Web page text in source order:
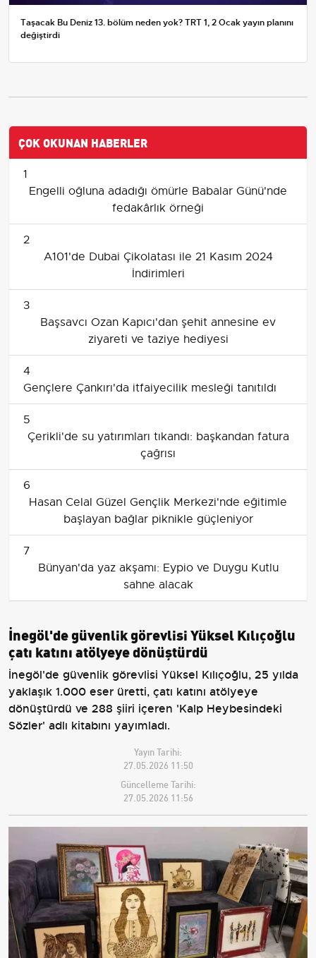
Taşacak Bu Deniz 13. bölüm neden yok? TRT 1, 2 Ocak yayın planını
değiştirdi
ÇOK OKUNAN HABERLER
1
Engelli oğluna adadığı ömürle Babalar Günü'nde
fedakârlık örneği
2
A101'de Dubai Çikolatası ile 21 Kasım 2024
İndirimleri
3
Başsavcı Ozan Kapıcı'dan şehit annesine ev
ziyareti ve taziye hediyesi
4
Gençlere Çankırı'da itfaiyecilik mesleği tanıtıldı
5
Çerikli'de su yatırımları tıkandı: başkandan fatura
çağrısı
6
Hasan Celal Güzel Gençlik Merkezi'nde eğitimle
başlayan bağlar piknikle güçleniyor
7
Bünyan'da yaz akşamı: Eypio ve Duygu Kutlu
sahne alacak
İnegöl'de güvenlik görevlisi Yüksel Kılıçoğlu
çatı katını atölyeye dönüştürdü
İnegöl'de güvenlik görevlisi Yüksel Kılıçoğlu, 25 yılda
yaklaşık 1.000 eser üretti, çatı katını atölyeye
dönüştürdü ve 288 şiiri içeren 'Kalp Heybesindeki
Sözler' adlı kitabını yayımladı.
Yayın Tarihi:
27.05.2026 11:50
Güncelleme Tarihi:
27.05.2026 11:56